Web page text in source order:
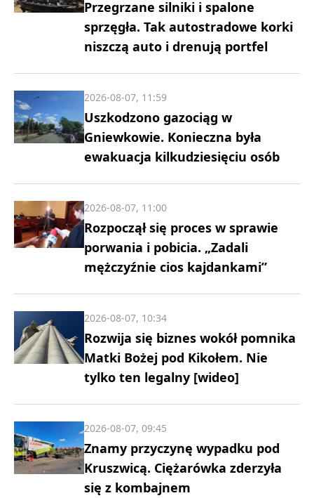
Przegrzane silniki i spalone
sprzęgła. Tak autostradowe korki
niszczą auto i drenują portfel
Uszkodzono gazociąg w
Gniewkowie. Konieczna była
ewakuacja kilkudziesięciu osób
2026-08-07, 11:59
Rozpoczął się proces w sprawie
porwania i pobicia. „Zadali
mężczyźnie cios kajdankami”
2026-08-07, 11:00
Rozwija się biznes wokół pomnika
Matki Bożej pod Kikołem. Nie
tylko ten legalny [wideo]
2026-08-07, 10:34
Znamy przyczynę wypadku pod
Kruszwicą. Ciężarówka zderzyła
się z kombajnem
2026-08-07, 09:45